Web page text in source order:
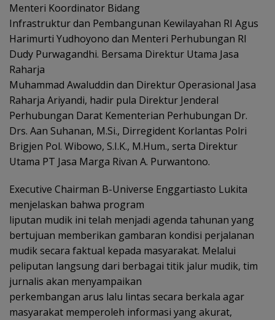
Menteri Koordinator Bidang
Infrastruktur dan Pembangunan Kewilayahan RI Agus
Harimurti Yudhoyono dan Menteri Perhubungan RI
Dudy Purwagandhi. Bersama Direktur Utama Jasa
Raharja
Muhammad Awaluddin dan Direktur Operasional Jasa
Raharja Ariyandi, hadir pula Direktur Jenderal
Perhubungan Darat Kementerian Perhubungan Dr.
Drs. Aan Suhanan, M.Si., Dirregident Korlantas Polri
Brigjen Pol. Wibowo, S.I.K., M.Hum., serta Direktur
Utama PT Jasa Marga Rivan A. Purwantono.
Executive Chairman B-Universe Enggartiasto Lukita
menjelaskan bahwa program
liputan mudik ini telah menjadi agenda tahunan yang
bertujuan memberikan gambaran kondisi perjalanan
mudik secara faktual kepada masyarakat. Melalui
peliputan langsung dari berbagai titik jalur mudik, tim
jurnalis akan menyampaikan
perkembangan arus lalu lintas secara berkala agar
masyarakat memperoleh informasi yang akurat,